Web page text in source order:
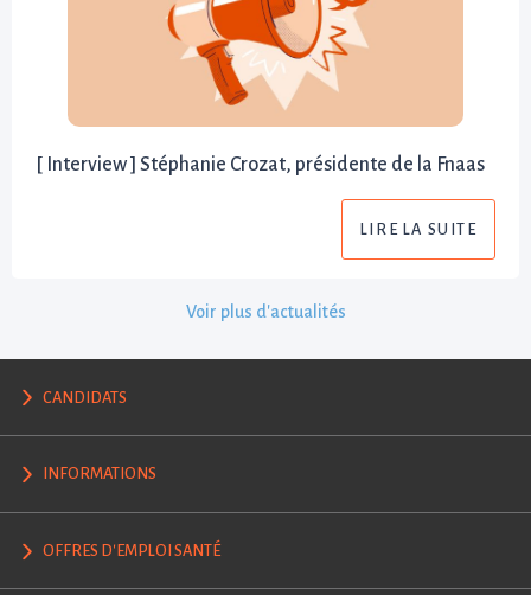
[ Interview ] Stéphanie Crozat, présidente de la Fnaas
LIRE LA SUITE
Voir plus d'actualités
CANDIDATS
INFORMATIONS
OFFRES D'EMPLOI SANTÉ